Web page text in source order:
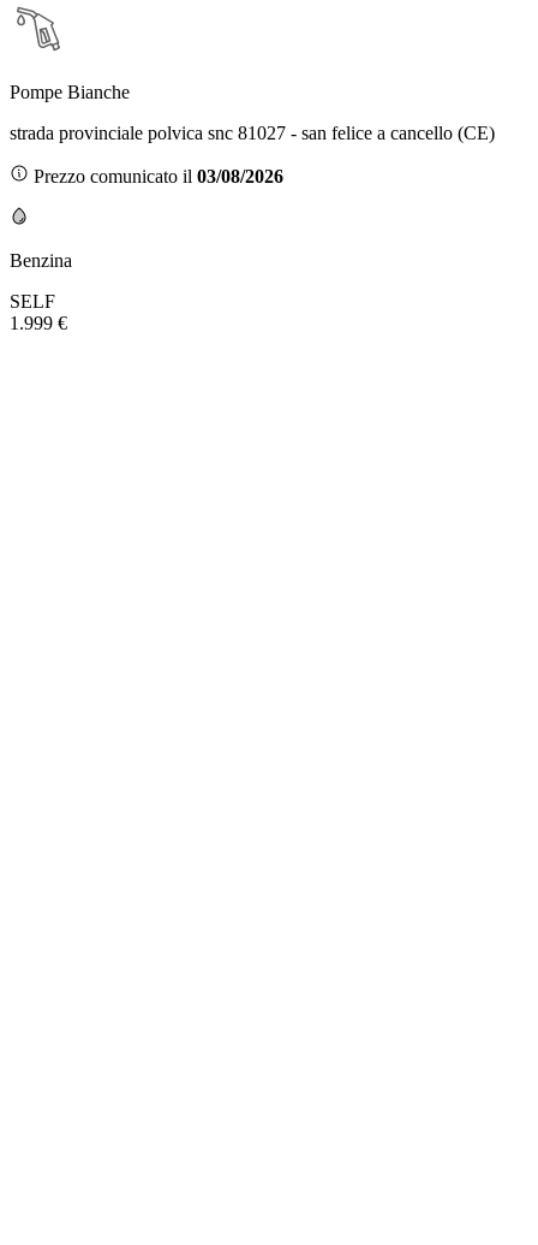
Pompe Bianche
strada provinciale polvica snc 81027 - san felice a cancello (CE)
Prezzo comunicato il 03/08/2026
Benzina
SELF
1.999 €